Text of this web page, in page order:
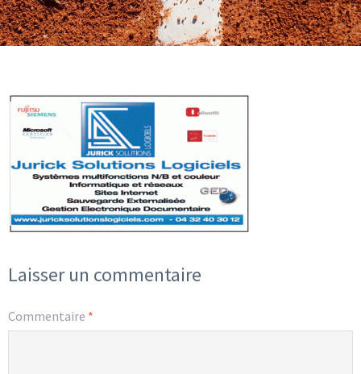
Laisser un commentaire
Commentaire *